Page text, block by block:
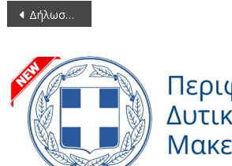
Πλοήγηση
Δήλωση Εντεταλμένου Συμβούλου Περιφέρειας Δυτικής Μακεδονίας σε θέματα γούνας